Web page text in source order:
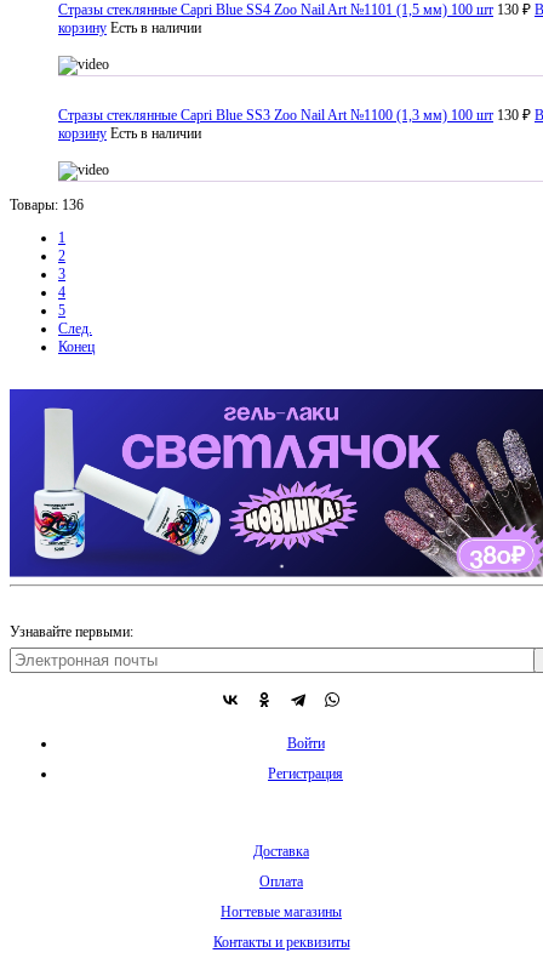
Стразы стеклянные Capri Blue SS4 Zoo Nail Art №1101 (1,5 мм) 100 шт 130 ₽ В
корзину Есть в наличии
Стразы стеклянные Capri Blue SS3 Zoo Nail Art №1100 (1,3 мм) 100 шт 130 ₽ В
корзину Есть в наличии
Товары: 136
1
2
3
4
5
След.
Конец
Узнавайте первыми:
Войти
Регистрация
Доставка
Оплата
Ногтевые магазины
Контакты и реквизиты